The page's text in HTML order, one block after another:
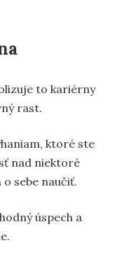
to kariérny
rast.
ktoré ste
nad niektoré
sebe naučiť.
úspech a